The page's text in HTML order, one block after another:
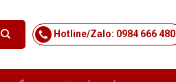
Hotline/Zalo: 0984 666 480